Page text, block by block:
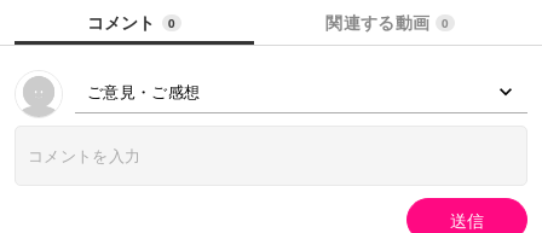
コメント 0 関連する動画 0
ご意見・ご感想
送信